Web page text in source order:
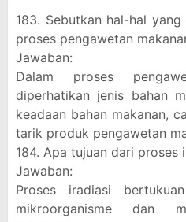
183. Sebutkan hal-hal
proses pengawetan
Jawaban:
Dalam proses
diperhatikan jenis bahan
keadaan bahan makanan,
tarik produk pengawetan
184. Apa tujuan dari proses
Jawaban:
Proses iradiasi
mikroorganisme dan